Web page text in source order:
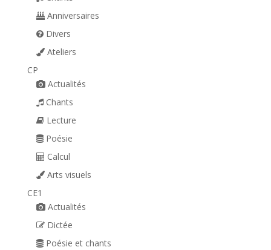
Anniversaires
Divers
Ateliers
CP
Actualités
Chants
Lecture
Poésie
Calcul
Arts visuels
CE1
Actualités
Dictée
Poésie et chants